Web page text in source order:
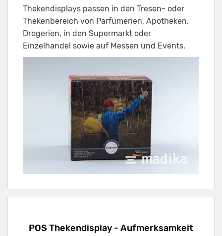
Thekendisplays passen in den Tresen- oder
Thekenbereich von Parfümerien, Apotheken,
Drogerien, in den Supermarkt oder
Einzelhandel sowie auf Messen und Events.
POS Thekendisplay - Aufmerksamkeit